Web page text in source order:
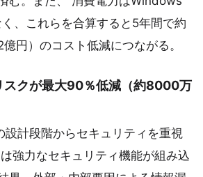
、これらを合算すると5年間で約
円）のコスト低減につながる。
クが最大90％低減（約8000万
計段階からセキュリティを重視
強力なセキュリティ機能が組み込